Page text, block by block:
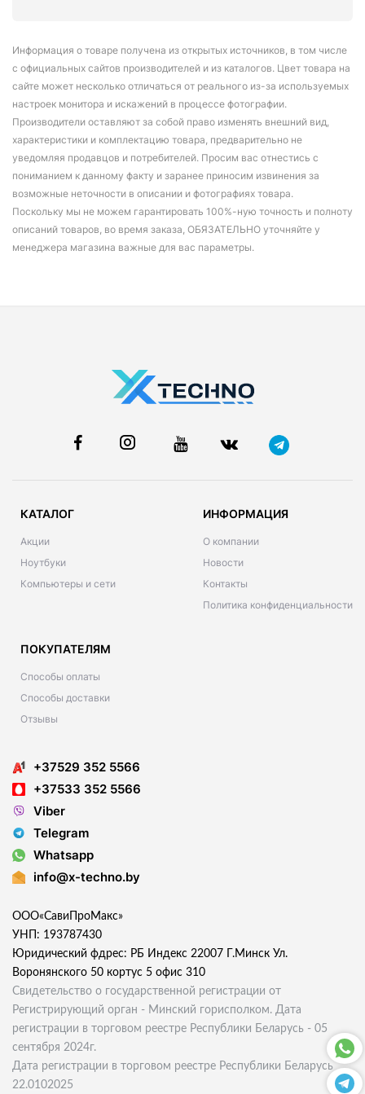
Информация о товаре получена из открытых источников, в том числе
с официальных сайтов производителей и из каталогов. Цвет товара на
сайте может несколько отличаться от реального из-за используемых
настроек монитора и искажений в процессе фотографии.
Производители оставляют за собой право изменять внешний вид,
характеристики и комплектацию товара, предварительно не
уведомляя продавцов и потребителей. Просим вас отнестись с
пониманием к данному факту и заранее приносим извинения за
возможные неточности в описании и фотографиях товара.
Поскольку мы не можем гарантировать 100%-ную точность и полноту
описаний товаров, во время заказа, ОБЯЗАТЕЛЬНО уточняйте у
менеджера магазина важные для вас параметры.
КАТАЛОГ
Акции
Ноутбуки
Компьютеры и сети
ИНФОРМАЦИЯ
О компании
Новости
Контакты
Политика конфиденциальности
ПОКУПАТЕЛЯМ
Способы оплаты
Способы доставки
Отзывы
+37529 352 5566
+37533 352 5566
Viber
Telegram
Whatsapp
info@x-techno.by
ООО«СавиПроМакс»
УНП: 193787430
Юридический фдрес: РБ Индекс 22007 Г.Минск Ул.
Воронянского 50 кортус 5 офис 310
Свидетельство о государственной регистрации от
Регистрирующий орган - Минский горисполком. Дата
регистрации в торговом реестре Республики Беларусь - 05
сентября 2024г.
Дата регистрации в торговом реестре Республики Беларусь
22.0102025